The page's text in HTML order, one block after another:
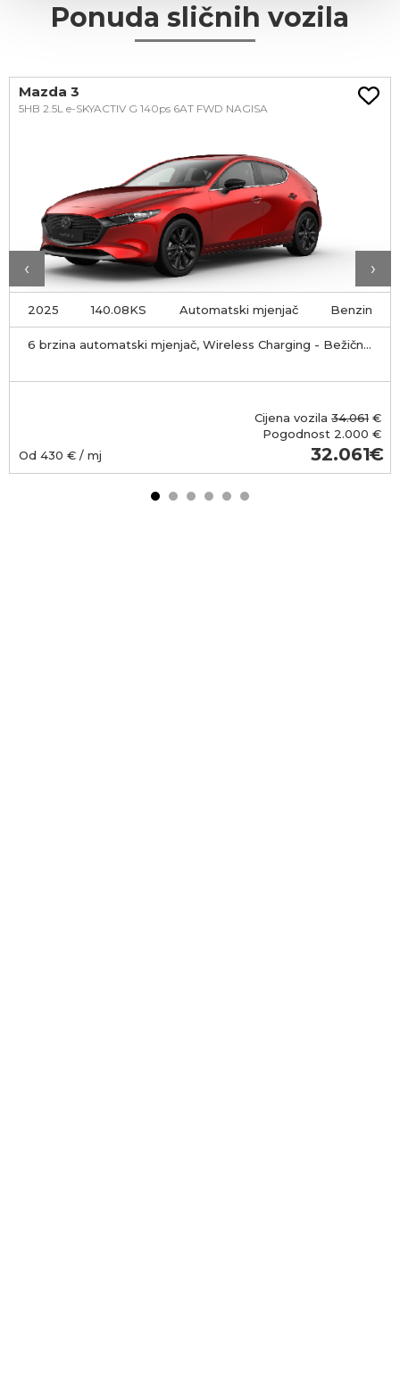
Ponuda sličnih vozila
‹
Mazda 3
5HB 2.5L e-SKYACTIV G 140ps 6AT FWD NAGISA
2025 140.08KS Automatski mjenjač Benzin
6 brzina automatski mjenjač, Wireless Charging - Bežično
Cijena vozila 34.061 €
Pogodnost 2.000 €
Od 430 € / mj 32.061
›